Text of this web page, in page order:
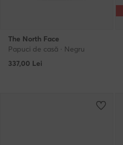
The North Face
Papuci de casă · Negru
337,00 Lei